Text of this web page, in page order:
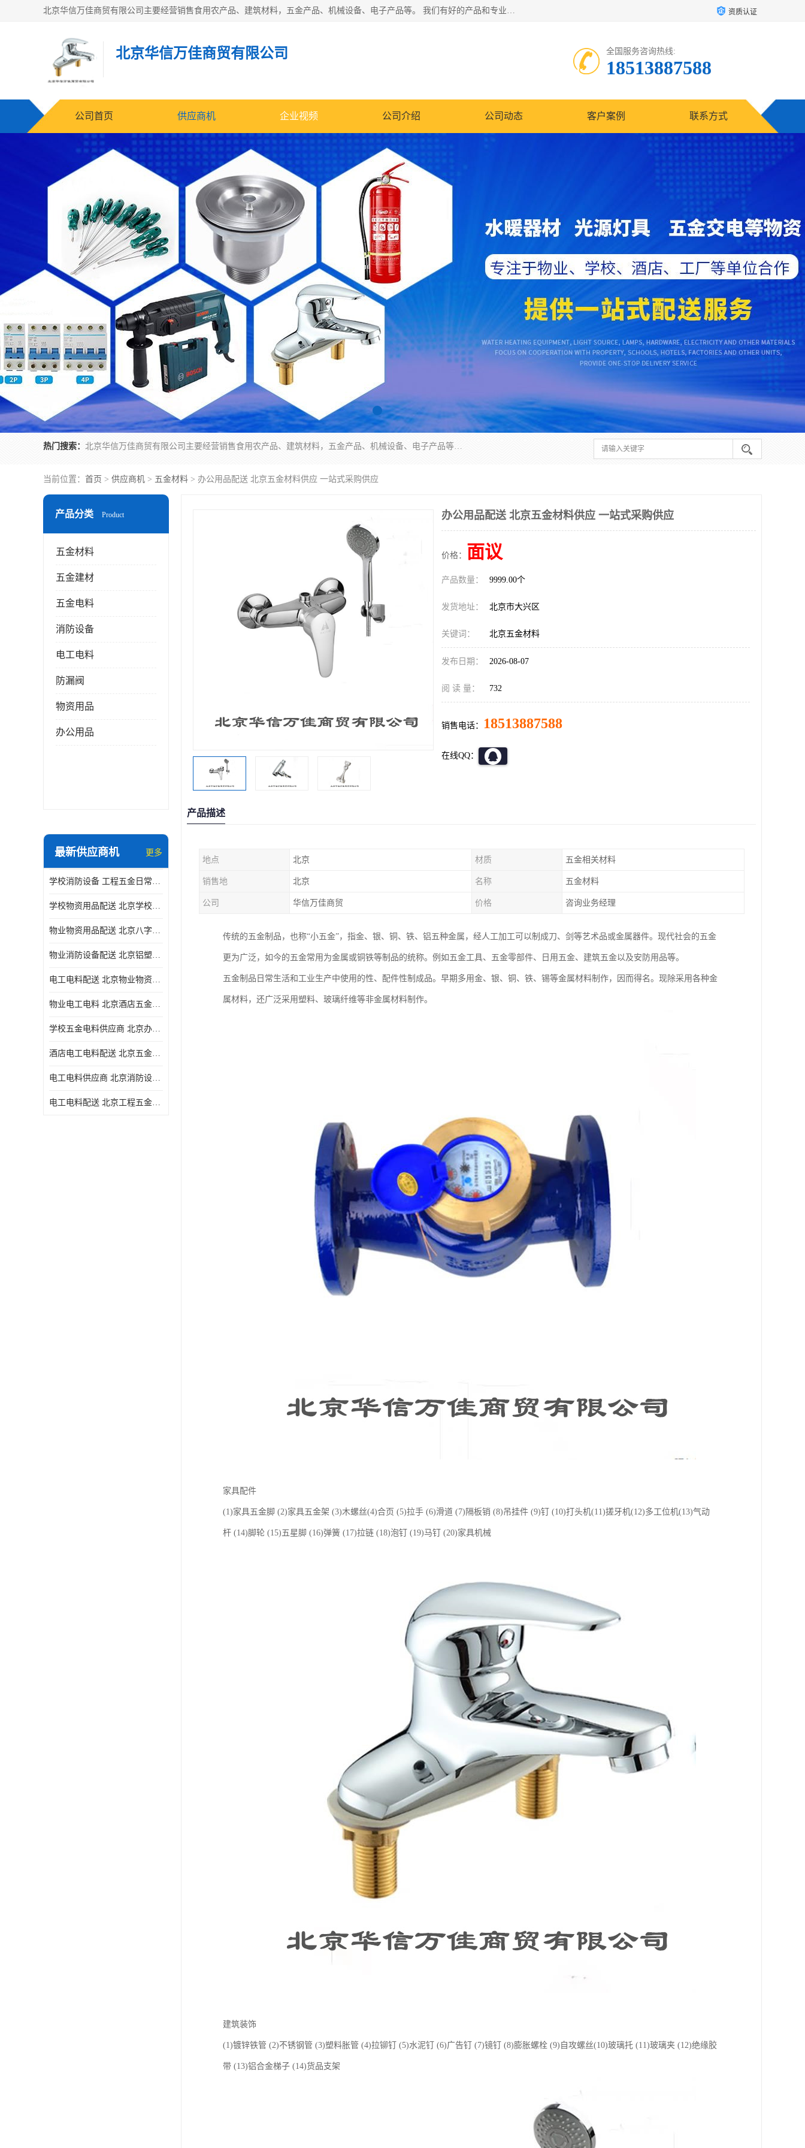
北京华信万佳商贸有限公司主要经营销售食用农产品、建筑材料，五金产品、机械设备、电子产品等。 我们有好的产品和专业的销售和技术团队，始终为客户提供好的产品和技术支持、健全的售后服务，如果您对我公司的产品服务有兴趣，期待您在线留言或者来电咨询! 资质认证
北京华信万佳商贸有限公司 全国服务咨询热线:
18513887588
公司首页 供应商机 企业视频 公司介绍 公司动态 客户案例 联系方式
热门搜索： 北京华信万佳商贸有限公司主要经营销售食用农产品、建筑材料，五金产品、机械设备、电子产品等。 我们有好的产品和专业的销售和技术团队，始终为客户提供好的产品和技术支持、健全的售后服务，如果您对我公司的产品服务有兴趣，期待您在线留言或者来电咨询!
当前位置： 首页 > 供应商机 > 五金材料 > 办公用品配送 北京五金材料供应 一站式采购供应
产品分类 Product
五金材料
五金建材
五金电料
消防设备
电工电料
防漏阀
物资用品
办公用品
最新供应商机 更多
学校消防设备 工程五金日常供应
学校物资用品配送 北京学校五金电料供应商
物业物资用品配送 北京八字阀供应
物业消防设备配送 北京铝塑管配送
电工电料配送 北京物业物资用品配送 一站式采购供应
物业电工电料 北京酒店五金电料配送 华信万佳商贸
学校五金电料供应商 北京办公用品供应商 一站式采购供应
酒店电工电料配送 北京五金电料 华信万佳商贸
电工电料供应商 北京消防设备 一站式采购供应
电工电料配送 北京工程五金材料配送 华信万佳商贸
办公用品配送 北京五金材料供应 一站式采购供应
价格： 面议
产品数量： 9999.00个
发货地址： 北京市大兴区
关键词： 北京五金材料
发布日期： 2026-08-07
阅 读 量： 732
销售电话： 18513887588
在线QQ：
产品描述
地点 北京 材质 五金相关材料
销售地 北京 名称 五金材料
公司 华信万佳商贸 价格 咨询业务经理
传统的五金制品，也称“小五金”，指金、银、铜、铁、铝五种金属，经人工加工可以制成刀、剑等艺术品或金属器件。现代社会的五金
更为广泛，如今的五金常用为金属或铜铁等制品的统称。例如五金工具、五金零部件、日用五金、建筑五金以及安防用品等。
五金制品日常生活和工业生产中使用的性、配件性制成品。早期多用金、银、铜、铁、锡等金属材料制作，因而得名。现除采用各种金
属材料，还广泛采用塑料、玻璃纤维等非金属材料制作。
家具配件
(1)家具五金脚 (2)家具五金架 (3)木螺丝(4)合页 (5)拉手 (6)滑道 (7)隔板销 (8)吊挂件 (9)钉 (10)打头机(11)搓牙机(12)多工位机(13)气动
杆 (14)脚轮 (15)五星脚 (16)弹簧 (17)拉链 (18)泡钉 (19)马钉 (20)家具机械
建筑装饰
(1)镀锌铁管 (2)不锈钢管 (3)塑料胀管 (4)拉铆钉 (5)水泥钉 (6)广告钉 (7)镜钉 (8)膨胀螺栓 (9)自攻螺丝(10)玻璃托 (11)玻璃夹 (12)绝缘胶
带 (13)铝合金梯子 (14)货品支架